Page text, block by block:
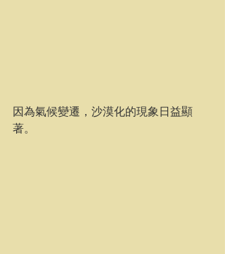
因為氣候變遷，沙漠化的現象日益顯
著。